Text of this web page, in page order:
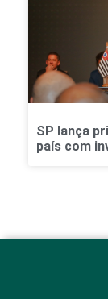
SP lança
país com